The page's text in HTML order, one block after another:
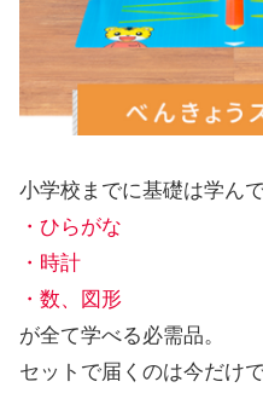
小学校までに基礎は学ん
・ひらがな
・時計
・数、図形
が全て学べる必需品。
セットで届くのは今だけで